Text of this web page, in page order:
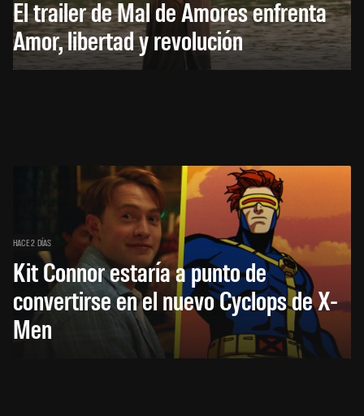
El trailer de Mal de Amores enfrenta
Amor, libertad y revolución
HACE 2 DÍAS
Kit Connor estaría a punto de
convertirse en el nuevo Cyclops de X-
Men